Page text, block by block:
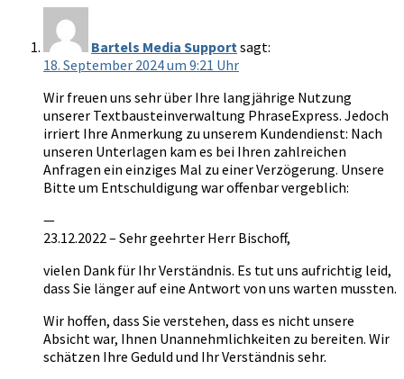
Bartels Media Supportsagt:
18. September 2024 um 9:21 Uhr
Wir freuen uns sehr über Ihre langjährige Nutzung
unserer Textbausteinverwaltung PhraseExpress. Jedoch
irriert Ihre Anmerkung zu unserem Kundendienst: Nach
unseren Unterlagen kam es bei Ihren zahlreichen
Anfragen ein einziges Mal zu einer Verzögerung. Unsere
Bitte um Entschuldigung war offenbar vergeblich:
—
23.12.2022 – Sehr geehrter Herr Bischoff,
vielen Dank für Ihr Verständnis. Es tut uns aufrichtig leid,
dass Sie länger auf eine Antwort von uns warten mussten.
Wir hoffen, dass Sie verstehen, dass es nicht unsere
Absicht war, Ihnen Unannehmlichkeiten zu bereiten. Wir
schätzen Ihre Geduld und Ihr Verständnis sehr.